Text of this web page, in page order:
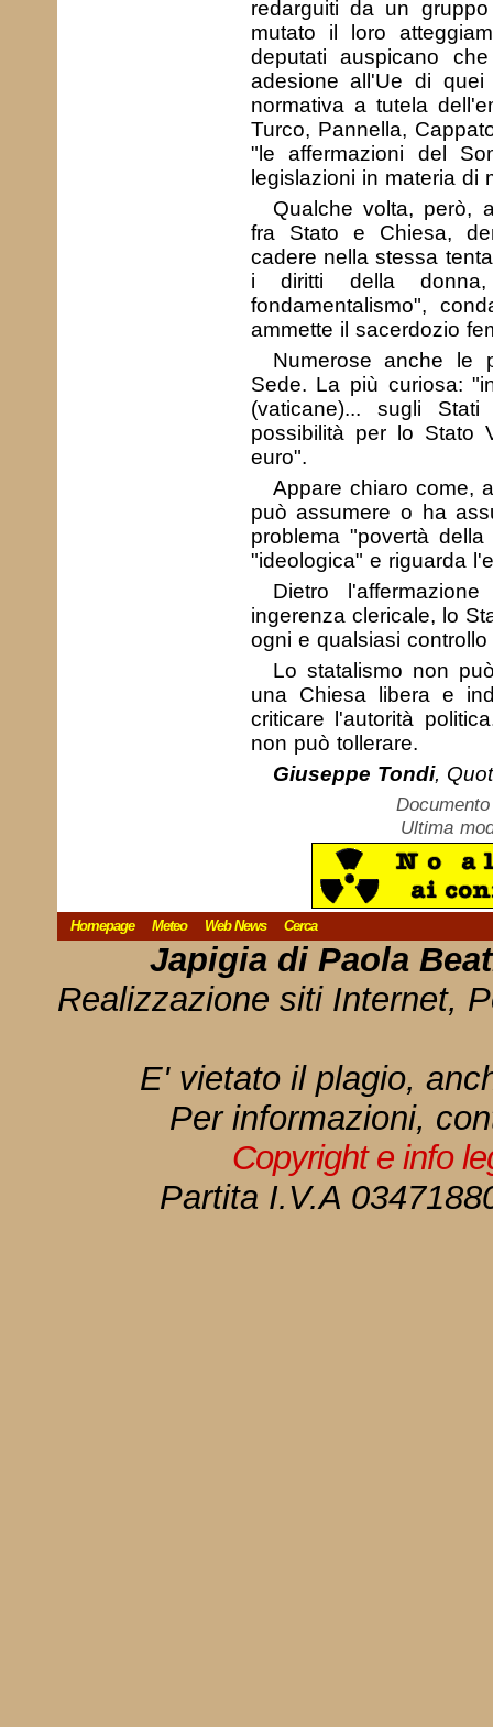
redarguiti da un
mutato il loro
deputati auspicano
adesione all'Ue di
normativa a tutela
Turco, Pannella,
"le affermazioni del
legislazioni in materia di
Qualche volta, però,
fra Stato e Chiesa,
cadere nella stessa
i diritti della
fondamentalismo",
ammette il sacerdozio
Numerose anche le
Sede. La più curiosa:
(vaticane)... sugli
possibilità per lo Stato
euro".
Appare chiaro come,
può assumere o ha
problema "povertà
"ideologica" e riguarda
Dietro
ingerenza clericale, lo
ogni e qualsiasi controllo
Lo statalismo non
una Chiesa libera e
criticare l'autorità
non può tollerare.
Giuseppe Tondi,
Ultima
Homepage Meteo Web News Cerca
Japigia di Paola
Realizzazione siti Internet,
E' vietato il plagio,
Per informazioni,
Copyright e info
Partita I.V.A